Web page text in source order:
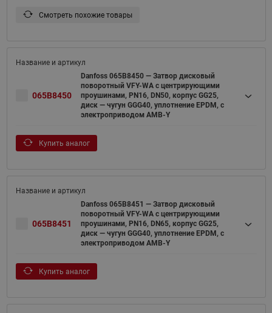
Смотреть похожие товары
065B8450
Danfoss 065B8450 — Затвор дисковый
поворотный VFY-WA с центрирующими
проушинами, PN16, DN50, корпус GG25,
диск — чугун GGG40, уплотнение EPDM, с
электроприводом AMB-Y
Купить аналог
065B8451
Danfoss 065B8451 — Затвор дисковый
поворотный VFY-WA с центрирующими
проушинами, PN16, DN65, корпус GG25,
диск — чугун GGG40, уплотнение EPDM, с
электроприводом AMB-Y
Купить аналог